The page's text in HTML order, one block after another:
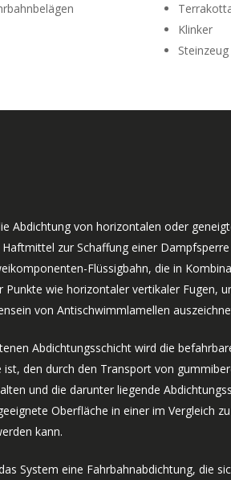
Klinker
Steinzeug
Abdichtung von horizontalen oder
zur Schaffung einer
Flüssigbahn, die in
Punkte wie horizontaler vertikaler Fugen,
von Antischwimmlamellen
Abdichtungsschicht wird die
den durch den Transport von
und die darunter liegende
Oberfläche in einer im Vergleich
kann.
System eine Fahrbahnabdichtung, die